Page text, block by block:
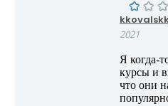
2021
Я когда-
курсы и
что они